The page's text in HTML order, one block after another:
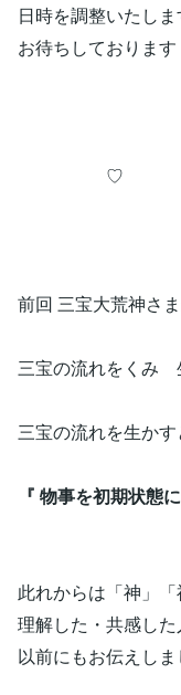
日時を調整いたし
お待ちしております
♡
前回 三宝大荒神さ
三宝の流れをくみ
三宝の流れを生かす
『 物事を初期状態
此れからは「神」
理解した・共感した
以前にもお伝えし